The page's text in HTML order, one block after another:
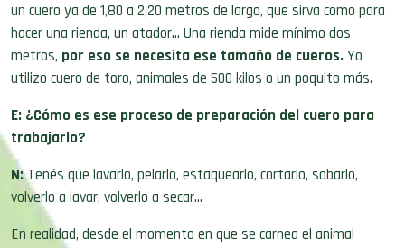
un cuero ya de 1,80 a 2,20 metros de largo, que sirva como para
hacer una rienda, un atador… Una rienda mide mínimo dos
metros, por eso se necesita ese tamaño de cueros.Yo
utilizo cuero de toro, animales de 500 kilos o un poquito más.
E: ¿Cómo es ese proceso de preparación del cuero para
trabajarlo?
N:Tenés que lavarlo, pelarlo, estaquearlo, cortarlo, sobarlo,
volverlo a lavar, volverlo a secar…
En realidad, desde el momento en que se carnea el animal